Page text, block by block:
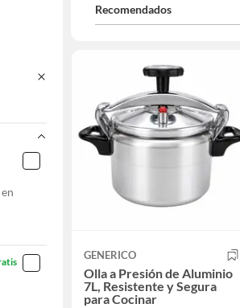
Recomendados
GENERICO
Olla a Presión de Aluminio
7L, Resistente y Segura
para Cocinar